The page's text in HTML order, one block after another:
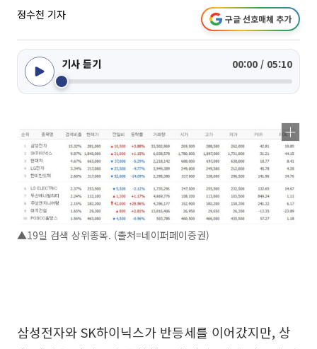
정수천 기자 구글 선호매체 추가
기사 듣기 00:00 / 05:10
▲19일 검색 상위종목. (출처=네이퍼페이증권)
삼성전자와 SK하이닉스가 반등세를 이어갔지만, 상